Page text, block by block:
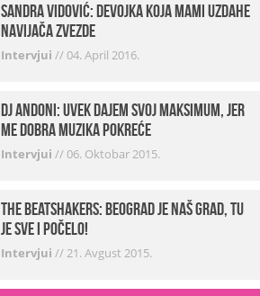
Sandra Vidović: devojka koja mami uzdahe
navijača Zvezde
Intervjui //04. April 2016.
Dj Andoni: Uvek dajem svoj maksimum, jer
me dobra muzika pokreće
Intervjui //06. Oktobar 2015.
The Beatshakers: Beograd je naš grad, tu
je sve i počelo!
Intervjui //21. Avgust 2015.